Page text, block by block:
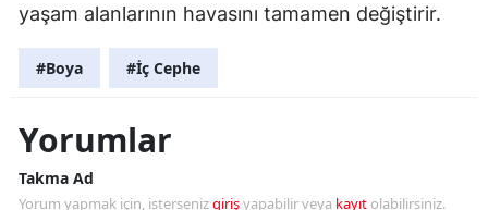
yaşam alanlarının havasını tamamen değiştirir.
#Boya #İç Cephe
Yorumlar
Takma Ad
Yorum yapmak için, istersenizgirişyapabilir veya kayıt olabilirsiniz.